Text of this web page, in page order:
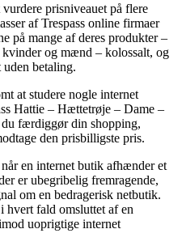
prisniveauet på flere
af Trespass online firmaer
på mange af deres produkter –
og mænd – kolossalt, og
betaling.
at studere nogle internet
Hattie – Hættetrøje – Dame –
færdiggør din shopping,
den prisbilligste pris.
en internet butik afhænder et
er ubegribelig fremragende,
om en bedragerisk netbutik.
hvert fald omsluttet af en
uoprigtige internet